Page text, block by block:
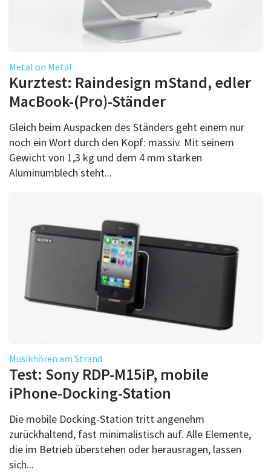
Metal on Metal
Kurztest: Raindesign mStand, edler
MacBook-(Pro)-Ständer
Gleich beim Auspacken des Ständers geht einem nur
noch ein Wort durch den Kopf: massiv. Mit seinem
Gewicht von 1,3 kg und dem 4 mm starken
Aluminumblech steht...
Musikhören am Strand
Test: Sony RDP-M15iP, mobile
iPhone-Docking-Station
Die mobile Docking-Station tritt angenehm
zurückhaltend, fast minimalistisch auf. Alle Elemente,
die im Betrieb überstehen oder herausragen, lassen
sich...